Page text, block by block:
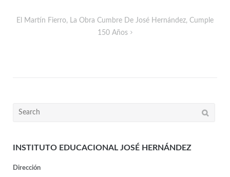
El Martín Fierro, La Obra Cumbre De José Hernández, Cumple
150 Años
INSTITUTO EDUCACIONAL JOSÉ HERNÁNDEZ
Dirección